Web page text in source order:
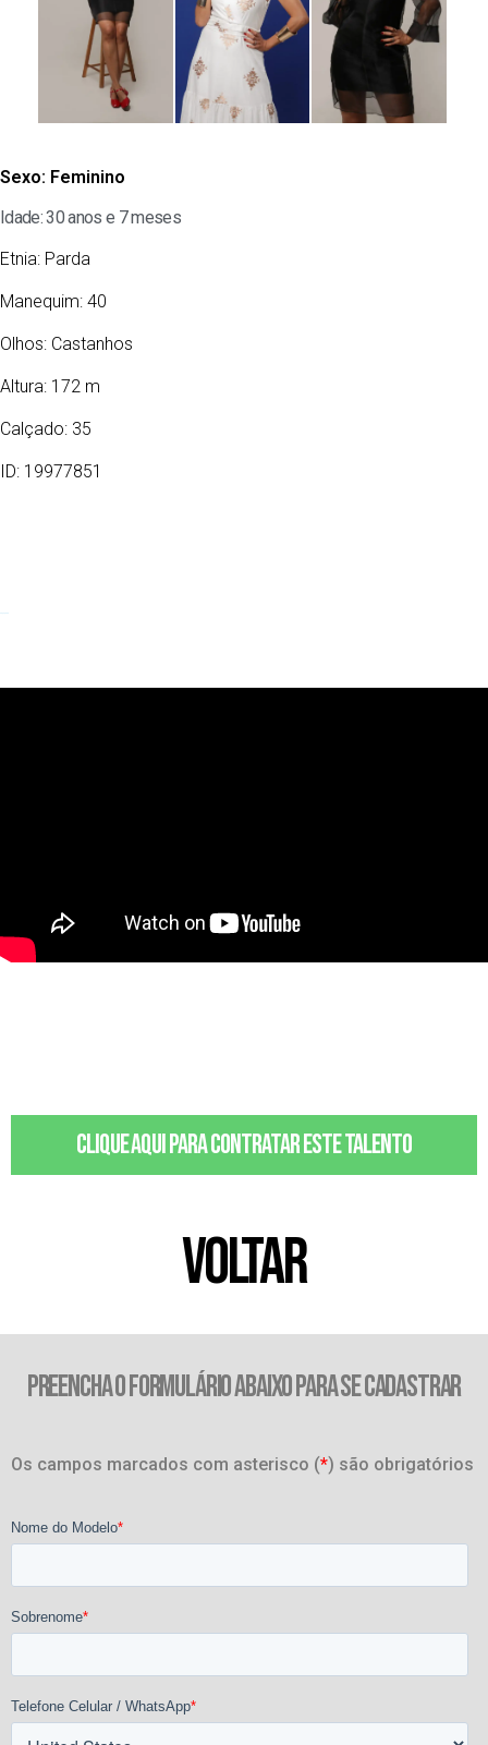
Sexo: Feminino
Idade: 30 anos e 7 meses
Etnia: Parda
Manequim: 40
Olhos: Castanhos
Altura: 172 m
Calçado: 35
ID: 19977851
Clique aqui para contratar este talento
VOLTAR
PREENCHA O FORMULÁRIO ABAIXO PARA SE CADASTRAR
Os campos marcados com asterisco (*) são obrigatórios